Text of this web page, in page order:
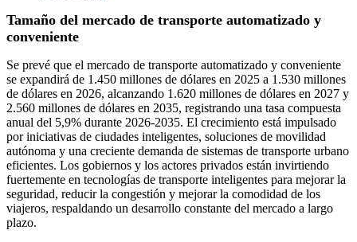
Tamaño del mercado de transporte automatizado y
conveniente
Se prevé que el mercado de transporte automatizado y conveniente
se expandirá de 1.450 millones de dólares en 2025 a 1.530 millones
de dólares en 2026, alcanzando 1.620 millones de dólares en 2027 y
2.560 millones de dólares en 2035, registrando una tasa compuesta
anual del 5,9% durante 2026-2035. El crecimiento está impulsado
por iniciativas de ciudades inteligentes, soluciones de movilidad
autónoma y una creciente demanda de sistemas de transporte urbano
eficientes. Los gobiernos y los actores privados están invirtiendo
fuertemente en tecnologías de transporte inteligentes para mejorar la
seguridad, reducir la congestión y mejorar la comodidad de los
viajeros, respaldando un desarrollo constante del mercado a largo
plazo.